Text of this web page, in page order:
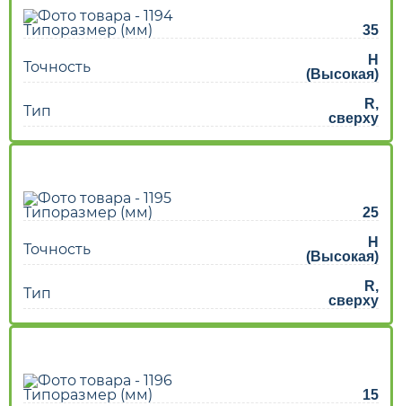
Типоразмер (мм) 35
Точность
H
(Высокая)
Тип
R,
сверху
Типоразмер (мм) 25
Точность
H
(Высокая)
Тип
R,
сверху
Типоразмер (мм) 15